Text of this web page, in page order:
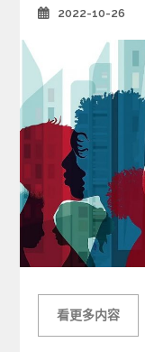
2022-10-26
看更多内容